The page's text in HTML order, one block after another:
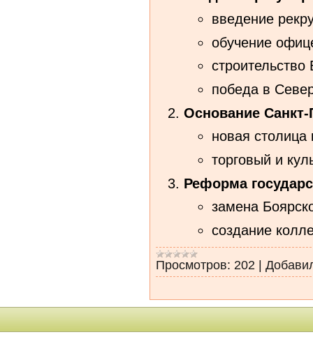
введение
обучение
победа в
Основание
новая столица
торговый и
Реформа
замена
создание
Просмотров: 202